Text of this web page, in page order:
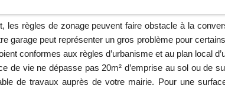
les règles de zonage peuvent faire obstacle à la
garage peut représenter un gros problème pour
conformes aux règles d’urbanisme et au plan local
de vie ne dépasse pas 20m² d’emprise au sol ou de
de travaux auprès de votre mairie. Pour une